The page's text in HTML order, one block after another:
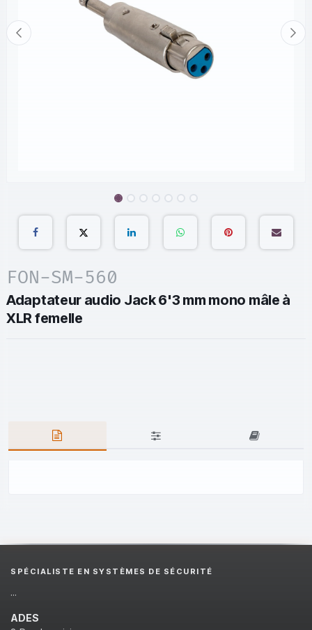
FON-SM-560
Adaptateur audio Jack 6'3 mm mono mâle à
XLR femelle
SPÉCIALISTE EN SYSTÈMES DE SÉCURITÉ
...
ADES